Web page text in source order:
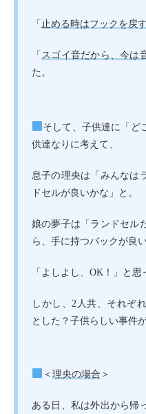
「 止める時はフックを戻
「 スゴイ音だから、今は
た。
そして、子供達に「ど
供達なりに考えて、
息子の理央は「みんなは
ドセルが良いかな」と。
娘の夢子は「ランドセル
ら、手に持つバックが良い
「よしよし、OK！」と思
しかし、2人共、それぞ
とした？子供らしい事件
＜ 理央の場合 ＞
ある日、私は外出から帰